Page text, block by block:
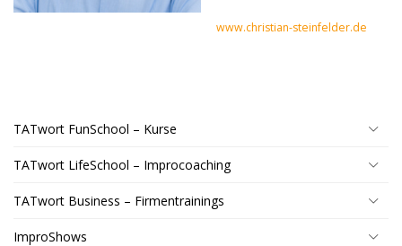
www.christian-steinfelder.de
TATwort FunSchool – Kurse
TATwort LifeSchool – Improcoaching
TATwort Business – Firmentrainings
ImproShows